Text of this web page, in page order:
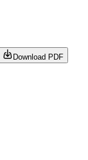
Download PDF